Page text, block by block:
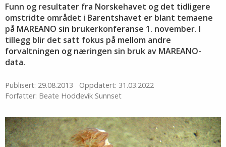
Funn og resultater fra Norskehavet og det tidligere
omstridte området i Barentshavet er blant temaene
på MAREANO sin brukerkonferanse 1. november. I
tillegg blir det satt fokus på mellom andre
forvaltningen og næringen sin bruk av MAREANO-
data.
Publisert: 29.08.2013
Oppdatert: 31.03.2022
Forfatter: Beate Hoddevik Sunnset